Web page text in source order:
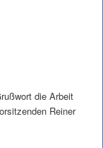
die Arbeit
Reiner